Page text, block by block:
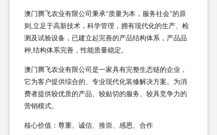
澳门腾飞农业有限公司秉承“质量为本，服务社会”的原
则,立足于高新技术，科学管理，拥有现代化的生产、检
测及试验设备，已建立起完善的产品结构体系，产品品
种,结构体系完善，性能质量稳定。
澳门腾飞农业有限公司是一家具有完整生态链的企业，
它为客户提供综合的、专业现代化装修解决方案。为消
费者提供较优质的产品、较贴切的服务、较具竞争力的
营销模式。
核心价值：尊重、诚信、推崇、感恩、合作